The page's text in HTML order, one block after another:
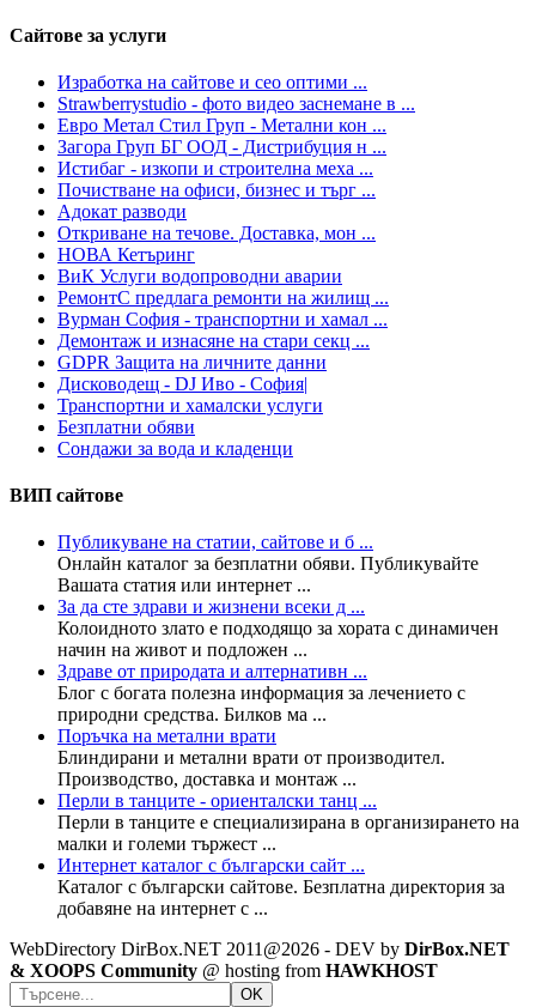
Сайтове за услуги
Изработка на сайтове и сео оптими ...
Strawberrystudio - фото видео заснемане в ...
Евро Метал Стил Груп - Метални кон ...
Загора Груп БГ ООД - Дистрибуция н ...
Истибаг - изкопи и строителна меха ...
Почистване на офиси, бизнес и търг ...
Адокат разводи
Откриване на течове. Доставка, мон ...
НОВА Кетъринг
ВиК Услуги водопроводни аварии
РемонтС предлага ремонти на жилищ ...
Вурман София - транспортни и хамал ...
Демонтаж и изнасяне на стари секц ...
GDPR Защита на личните данни
Дисководещ - DJ Иво - София|
Транспортни и хамалски услуги
Безплатни обяви
Сондажи за вода и кладенци
ВИП сайтове
Публикуване на статии, сайтове и б ...
Онлайн каталог за безплатни обяви. Публикувайте
Вашата статия или интернет ...
За да сте здрави и жизнени всеки д ...
Колoидното злато е подходящо за хората с динамичен
начин на живот и подложен ...
Здраве от природата и алтернативн ...
Блог с богата полезна информация за лечението с
природни средства. Билков ма ...
Поръчка на метални врати
Блиндирани и метални врати от производител.
Производство, доставка и монтаж ...
Перли в танците - ориенталски танц ...
Перли в танците е специализирана в организирането на
малки и големи тържест ...
Интернет каталог с български сайт ...
Каталог с български сайтове. Безплатна директория за
добавяне на интернет с ...
WebDirectory DirBox.NET 2011@2026 - DEV by DirBox.NET
& XOOPS Community @ hosting from HAWKHOST
OK